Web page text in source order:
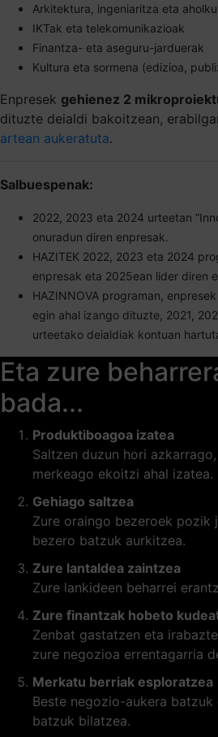
Arkitektura, ingeniaritza eta
IKTak eta telekomunikazioak
Finantza- eta aseguru-jarduerak
Kultura eta sormena (edizioa,
Enpresek gehienez 2
dituzte deialdi bakoitzean,
artean aukeratuta.
Salbuespenak:
2022, 2023 eta 2024 urteetan
onuradun diren enpresak.
HAZITEK 2022, 2023 eta 2024
enpresak eta 2025ean lider diren
HAZINNOVA programan,
egin ahal izango dituzte, 2021,
urteetako deialdiak kontuan
Eta zure
bada...
Produktiboagoa izatea
Saltzen duzun hori
merkeago ekoitzi ahal izatea.
Gehiago saltzea
Zure oraingo bezeroek pozik
bezero batzuk aurkitzea.
Zure lantaldea zaintzea
Zure lankideen beharrei
Zure finantzak hobeto
Zenbat gastatzen eta
zure negozioa errentagarria
Merkatu berriak esploratzea
Beste negozio-aukera
batzuk bilatzea.